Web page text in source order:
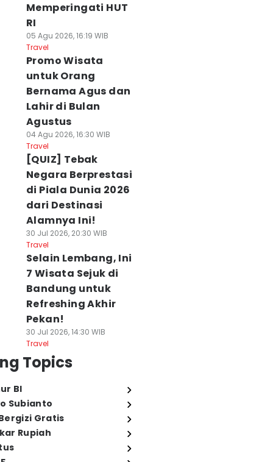
Memperingati HUT
RI
05 Agu 2026, 16:19 WIB
Travel
Promo Wisata
untuk Orang
Bernama Agus dan
Lahir di Bulan
Agustus
04 Agu 2026, 16:30 WIB
Travel
[QUIZ] Tebak
Negara Berprestasi
di Piala Dunia 2026
dari Destinasi
Alamnya Ini!
30 Jul 2026, 20:30 WIB
Travel
Selain Lembang, Ini
7 Wisata Sejuk di
Bandung untuk
Refreshing Akhir
Pekan!
30 Jul 2026, 14:30 WIB
Travel
Topics
BI
Subianto
Gratis
Rupiah